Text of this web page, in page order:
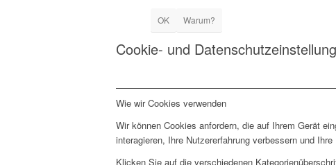
OK Warum?
Cookie- und
Wie wir Cookies verwenden
Wir können Cookies anfordern, die auf Ihrem Gerät
interagieren, Ihre Nutzererfahrung verbessern und
Klicken Sie auf die verschiedenen